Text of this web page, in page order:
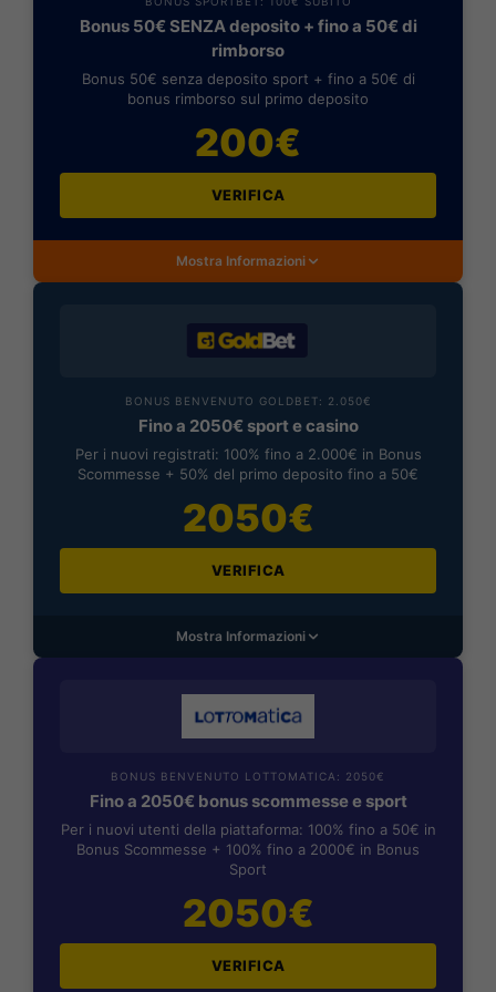
Bonus 50€ SENZA deposito + fino a 50€ di
rimborso
Bonus 50€ senza deposito sport + fino a 50€ di
bonus rimborso sul primo deposito
200€
VERIFICA
Mostra Informazioni
BONUS BENVENUTO GOLDBET: 2.050€
Fino a 2050€ sport e casino
Per i nuovi registrati: 100% fino a 2.000€ in Bonus
Scommesse + 50% del primo deposito fino a 50€
2050€
VERIFICA
Mostra Informazioni
BONUS BENVENUTO LOTTOMATICA: 2050€
Fino a 2050€ bonus scommesse e sport
Per i nuovi utenti della piattaforma: 100% fino a 50€ in
Bonus Scommesse + 100% fino a 2000€ in Bonus
Sport
2050€
VERIFICA